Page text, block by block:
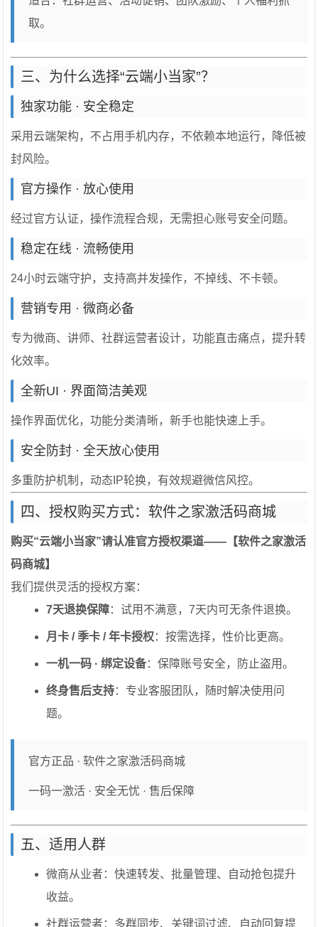
取。
三、为什么选择“云端小当家”？
独家功能 · 安全稳定
采用云端架构，不占用手机内存，不依赖本地运行，降低被
封风险。
官方操作 · 放心使用
经过官方认证，操作流程合规，无需担心账号安全问题。
稳定在线 · 流畅使用
24小时云端守护，支持高并发操作，不掉线、不卡顿。
营销专用 · 微商必备
专为微商、讲师、社群运营者设计，功能直击痛点，提升转
化效率。
全新UI · 界面简洁美观
操作界面优化，功能分类清晰，新手也能快速上手。
安全防封 · 全天放心使用
多重防护机制，动态IP轮换，有效规避微信风控。
四、授权购买方式：软件之家激活码商城
购买“云端小当家”请认准官方授权渠道——【软件之家激活
码商城】
我们提供灵活的授权方案：
7天退换保障：试用不满意，7天内可无条件退换。
月卡 / 季卡 / 年卡授权：按需选择，性价比更高。
一机一码 · 绑定设备：保障账号安全，防止盗用。
终身售后支持：专业客服团队，随时解决使用问
题。
官方正品 · 软件之家激活码商城
一码一激活 · 安全无忧 · 售后保障
五、适用人群
微商从业者：快速转发、批量管理、自动抢包提升
收益。
社群运营者：多群同步、关键词过滤、自动回复提